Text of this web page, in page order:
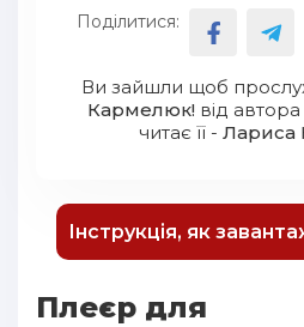
Поділитися:
Ви зайшли щоб
Кармелюк!від автора
читає її - Лариса
Інструкція, як
Плеєр для